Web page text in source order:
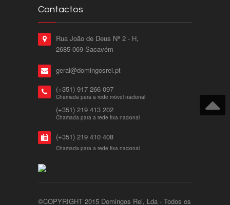
Contactos
Rua João de Deus Nº 2 - H,
2685-069 Sacavém
geral@domingosrei.pt
(+351) 917 266 097
Chamada para a rede móvel nacional
(+351) 219 413 202
Chamada para a rede fixa nacional
(+351) 219 410 408
Chamada para a rede fixa nacional
©COPYRIGHT 2015 Domingos Rei, Lda - Todos os